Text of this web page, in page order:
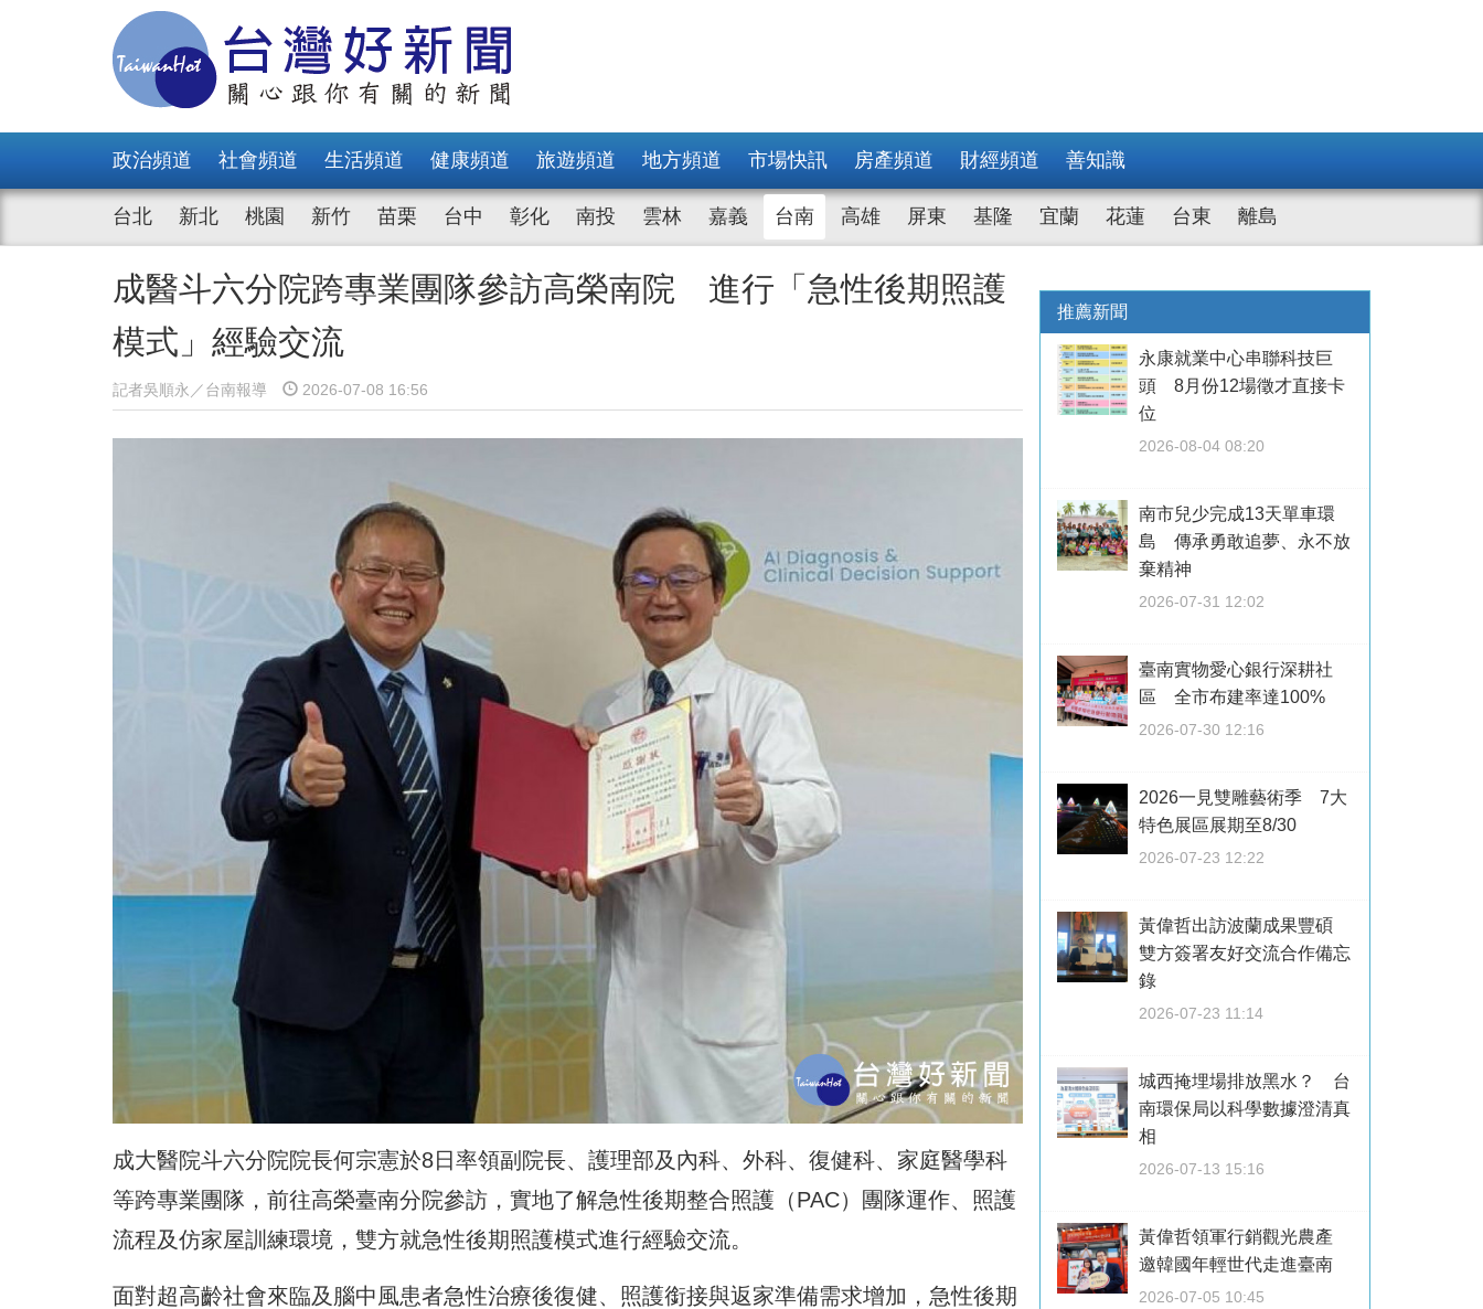
政治頻道 社會頻道 生活頻道 健康頻道 旅遊頻道 地方頻道 市場快訊 房產頻道 財經頻道 善知識
台北 新北 桃園 新竹 苗栗 台中 彰化 南投 雲林 嘉義 台南 高雄 屏東 基隆 宜蘭 花蓮 台東 離島
成醫斗六分院跨專業團隊參訪高榮南院 進行「急性後期照護
模式」經驗交流
記者吳順永／台南報導 2026-07-08 16:56
成大醫院斗六分院院長何宗憲於8日率領副院長、護理部及內科、外科、復健科、家庭醫學科
等跨專業團隊，前往高榮臺南分院參訪，實地了解急性後期整合照護（PAC）團隊運作、照護
流程及仿家屋訓練環境，雙方就急性後期照護模式進行經驗交流。
面對超高齡社會來臨及腦中風患者急性治療後復健、照護銜接與返家準備需求增加，急性後期
推薦新聞
永康就業中心串聯科技巨
頭 8月份12場徵才直接卡
位
2026-08-04 08:20
南市兒少完成13天單車環
島 傳承勇敢追夢、永不放
棄精神
2026-07-31 12:02
臺南實物愛心銀行深耕社
區 全市布建率達100%
2026-07-30 12:16
2026一見雙雕藝術季 7大
特色展區展期至8/30
2026-07-23 12:22
黃偉哲出訪波蘭成果豐碩
雙方簽署友好交流合作備忘
錄
2026-07-23 11:14
城西掩埋場排放黑水？ 台
南環保局以科學數據澄清真
相
2026-07-13 15:16
黃偉哲領軍行銷觀光農產
邀韓國年輕世代走進臺南
2026-07-05 10:45